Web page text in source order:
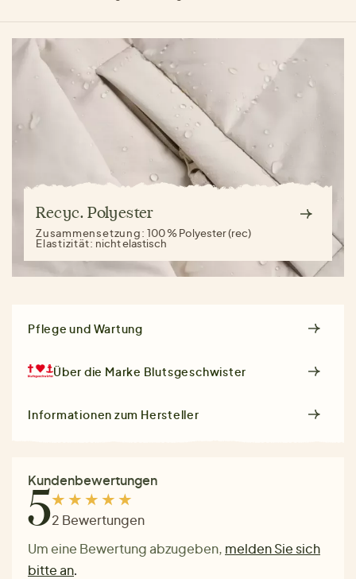
Recyc. Polyester
Zusammensetzung:100 % Polyester (rec)
Elastizität: nicht elastisch
Pflege und Wartung
Über die Marke Blutsgeschwister
Informationen zum Hersteller
Kundenbewertungen
52 Bewertungen
Um eine Bewertung abzugeben, melden Sie sich
bitte an.